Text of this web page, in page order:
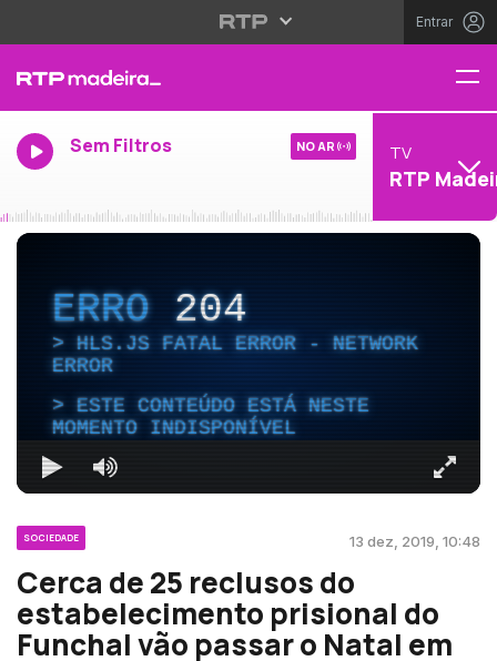
Entrar
Sem Filtros NO AR TV
RTP
ERRO204
HLS.JS FATAL ERROR - NETWORK
ERROR
ESTE CONTEÚDO ESTÁ NESTE
MOMENTO INDISPONÍVEL
SOCIEDADE 13 dez, 2019, 10:48
Cerca de 25 reclusos do
estabelecimento prisional do
Funchal vão passar o Natal em